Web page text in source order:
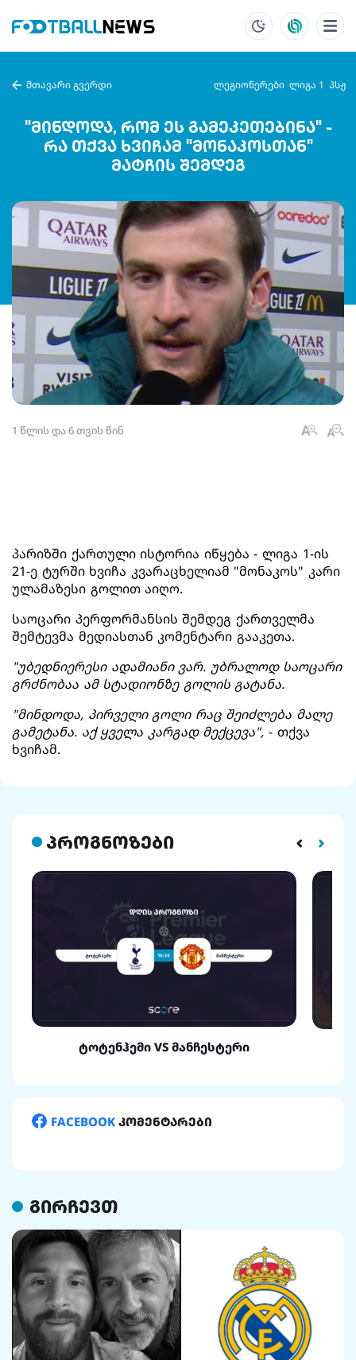
მთავარი გვერდი ლეგიონერები ლიგა 1 პსჟ
"მინდოდა, რომ ეს გამეკეთებინა" -
რა თქვა ხვიჩამ "მონაკოსთან"
მატჩის შემდეგ
1 წლის და 6 თვის წინ
პარიზში ქართული ისტორია იწყება - ლიგა 1-ის
21-ე ტურში ხვიჩა კვარაცხელიამ "მონაკოს" კარი
ულამაზესი გოლით აიღო.
საოცარი პერფორმანსის შემდეგ ქართველმა
შემტევმა მედიასთან კომენტარი გააკეთა.
"უბედნიერესი ადამიანი ვარ. უბრალოდ საოცარი
გრძნობაა ამ სტადიონზე გოლის გატანა.
"მინდოდა, პირველი გოლი რაც შეიძლება მალე
გამეტანა. აქ ყველა კარგად მექცევა", - თქვა
ხვიჩამ.
პროგნოზები
ტოტენჰემი VS მანჩესტერი
FACEBOOK კომენტარები
გირჩევთ